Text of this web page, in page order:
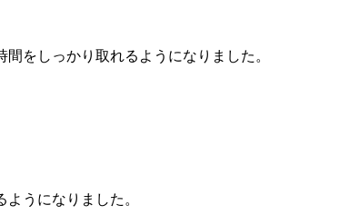
をしっかり取れるようになりました。
うになりました。